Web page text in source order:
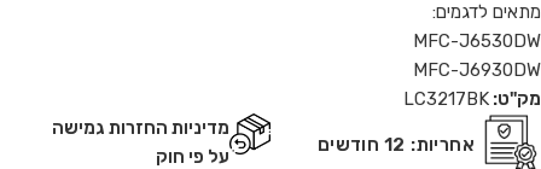
מתאים לדגמים:
MFC-J6530DW
MFC-J6930DW
מק"ט: LC3217BK
אחריות: 12 חודשים
מדיניות החזרות גמישה
על פי חוק